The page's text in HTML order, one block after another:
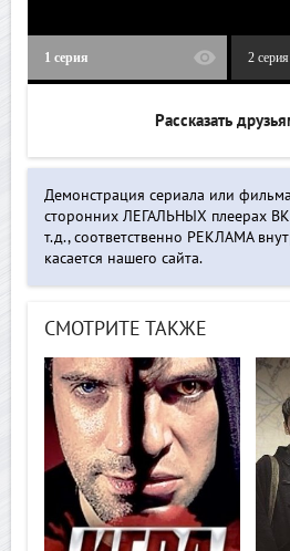
1 серия 2 серия
Рассказать
Демонстрация сериала или
сторонних ЛЕГАЛЬНЫХ плеерах
т.д., соответственно РЕКЛАМА
касается нашего сайта.
СМОТРИТЕ ТАКЖЕ